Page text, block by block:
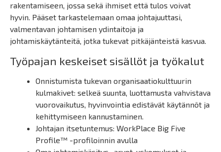
rakentamiseen, jossa sekä ihmiset että tulos voivat
hyvin. Pääset tarkastelemaan omaa johtajuuttasi,
valmentavan johtamisen ydintaitoja ja
johtamiskäytänteitä, jotka tukevat pitkäjänteistä kasvua.
Työpajan keskeiset sisällöt ja työkalut
Onnistumista tukevan organisaatiokulttuurin
kulmakivet: selkeä suunta, luottamusta vahvistava
vuorovaikutus, hyvinvointia edistävät käytännöt ja
kehittymiseen kannustaminen.
Johtajan itsetuntemus: WorkPlace Big Five
Profile™ -profiloinnin avulla